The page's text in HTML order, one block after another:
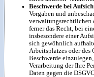
Beschwerde bei
Vorgaben und
verwaltungsrechtlichen
ferner das Recht, bei
insbesondere einer
sich gewöhnlich
Arbeitsplatzes oder des
Beschwerde
Verarbeitung der Ihre
Daten gegen die